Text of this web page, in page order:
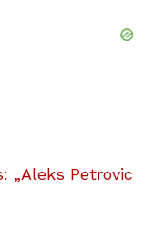
„Aleks Petrovic